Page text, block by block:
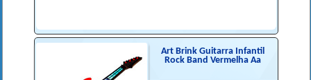
Art Brink Guitarra Infantil
Rock Band Vermelha Aa